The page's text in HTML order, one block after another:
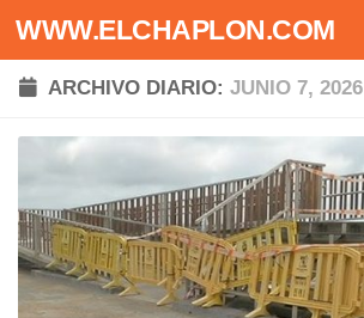
Saltar al contenido
WWW.ELCHAPLON.COM
ARCHIVO DIARIO: JUNIO 7, 2026